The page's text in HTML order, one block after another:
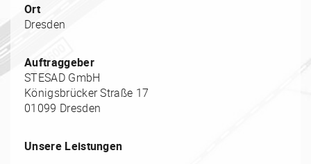
Ort
Dresden
Auftraggeber
STESAD GmbH
Königsbrücker Straße 17
01099 Dresden
Unsere Leistungen